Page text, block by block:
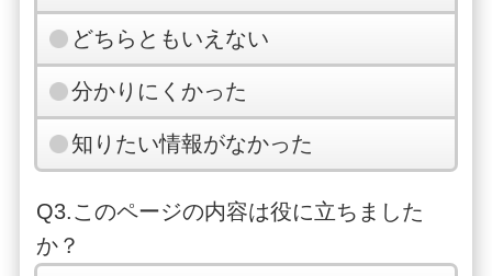
どちらともいえない
分かりにくかった
知りたい情報がなかった
Q3.このページの内容は役に立ちました
か？